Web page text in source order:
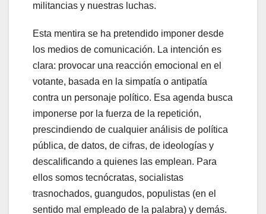
militancias y nuestras luchas.
Esta mentira se ha pretendido imponer desde
los medios de comunicación. La intención es
clara: provocar una reacción emocional en el
votante, basada en la simpatía o antipatía
contra un personaje político. Esa agenda busca
imponerse por la fuerza de la repetición,
prescindiendo de cualquier análisis de política
pública, de datos, de cifras, de ideologías y
descalificando a quienes las emplean. Para
ellos somos tecnócratas, socialistas
trasnochados, guangudos, populistas (en el
sentido mal empleado de la palabra) y demás.